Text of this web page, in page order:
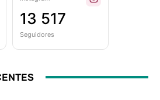
13 517
Seguidores